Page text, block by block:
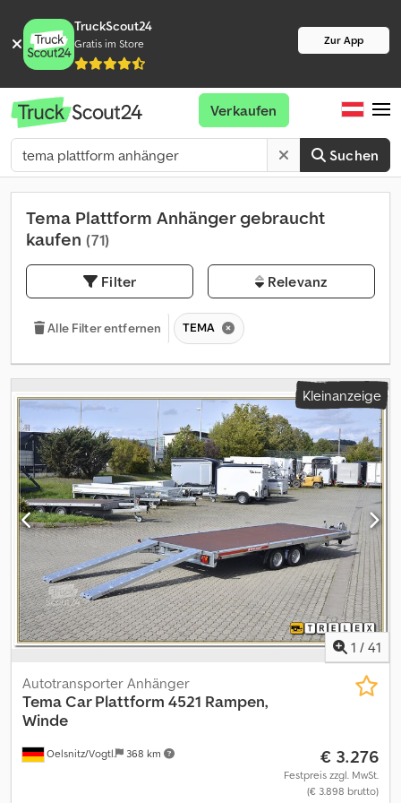
TruckScout24
Gratis im Store Zur App
Suchen
Verkaufen
Tema Plattform Anhänger gebraucht
kaufen (71)
Filter Relevanz
Alle Filter entfernen TEMA
Kleinanzeige
1 / 41
Oelsnitz/Vogtl. 368 km
Autotransporter Anhänger
TemaCar Plattform 4521 Rampen,
Winde
€ 3.276
Festpreis zzgl. MwSt.
(€ 3.898 brutto)